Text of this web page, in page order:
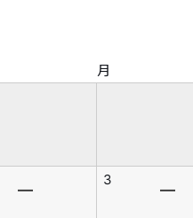
月
―
3
―